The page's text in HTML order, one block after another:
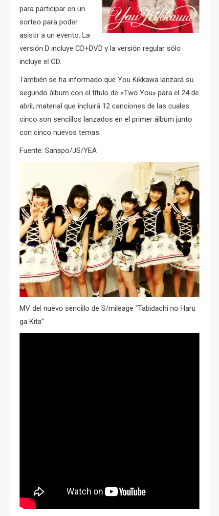
para participar en un
sorteo para poder
asistir a un evento. La
versión D incluye CD+DVD y la versión regular sólo
incluye el CD.
También se ha informado que You Kikkawa lanzará su
segundo álbum con el título de «Two You» para el 24 de
abril, material que incluirá 12 canciones de las cuales
cinco son sencillos lanzados en el primer álbum junto
con cinco nuevos temas.
Fuente: Sanspo/JS/YEA
MV del nuevo sencillo de S/mileage “Tabidachi no Haru
ga Kita”